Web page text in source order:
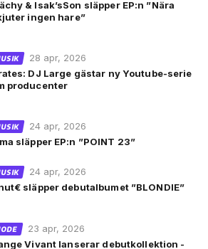
& Isak’sSon släpper EP:n ”Nära
ingen hare”
28 apr, 2026
DJ Large gästar ny Youtube-serie
producenter
24 apr, 2026
släpper EP:n ”POINT 23”
24 apr, 2026
släpper debutalbumet ”BLONDIE”
23 apr, 2026
Vivant lanserar debutkollektion -